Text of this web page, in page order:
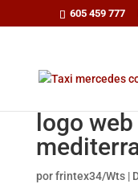
605 459 777
logo
porfrintex34/Wts|